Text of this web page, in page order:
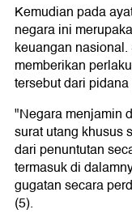
Kemudian pada
negara ini
keuangan
memberikan
tersebut dari
"Negara menjamin
surat utang khusus
dari penuntutan
termasuk di
gugatan secara
(5).